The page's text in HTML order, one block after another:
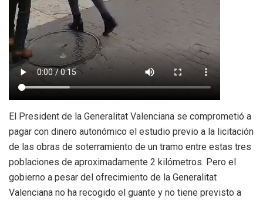
El President de la Generalitat Valenciana se comprometió a
pagar con dinero autonómico el estudio previo a la licitación
de las obras de soterramiento de un tramo entre estas tres
poblaciones de aproximadamente 2 kilómetros. Pero el
gobierno a pesar del ofrecimiento de la Generalitat
Valenciana no ha recogido el guante y no tiene previsto a